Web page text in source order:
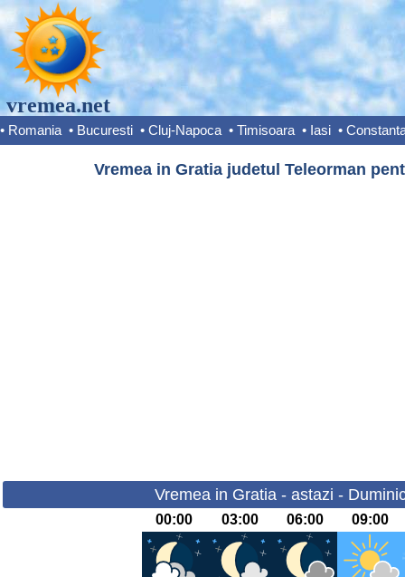
vremea.net
• Romania • Bucuresti • Cluj-Napoca • Timisoara • Iasi •
Vremea in Gratia judetul Teleorman
Vremea in Gratia - astazi -
00:00 03:00 06:00 09:00